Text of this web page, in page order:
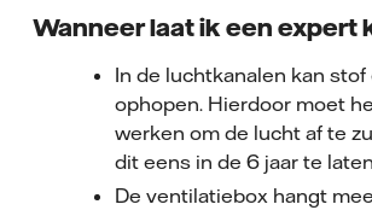
Wanneer laat ik een expert
In de luchtkanalen kan stof
ophopen. Hierdoor moet
werken om de lucht af te
dit eens in de 6 jaar te
De ventilatiebox hangt